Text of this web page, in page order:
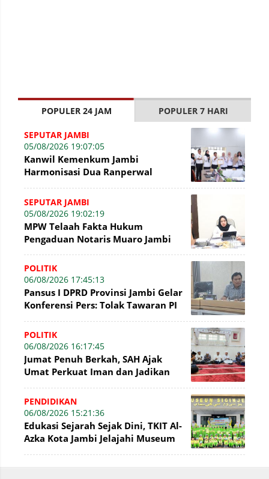
POPULER 24 JAM POPULER 7 HARI
SEPUTAR JAMBI
05/08/2026 19:07:05
Kanwil Kemenkum Jambi
Harmonisasi Dua Ranperwal
SEPUTAR JAMBI
05/08/2026 19:02:19
MPW Telaah Fakta Hukum
Pengaduan Notaris Muaro Jambi
POLITIK
06/08/2026 17:45:13
Pansus I DPRD Provinsi Jambi Gelar
Konferensi Pers: Tolak Tawaran PI
POLITIK
06/08/2026 16:17:45
Jumat Penuh Berkah, SAH Ajak
Umat Perkuat Iman dan Jadikan
Membangun Bangsa
PENDIDIKAN
06/08/2026 15:21:36
Edukasi Sejarah Sejak Dini, TKIT Al-
Azka Kota Jambi Jelajahi Museum